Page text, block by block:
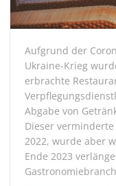
Aufgrund der
Ukraine-Krieg
erbrachte
Abgabe von
Dieser
2022, wurde aber
Ende 2023